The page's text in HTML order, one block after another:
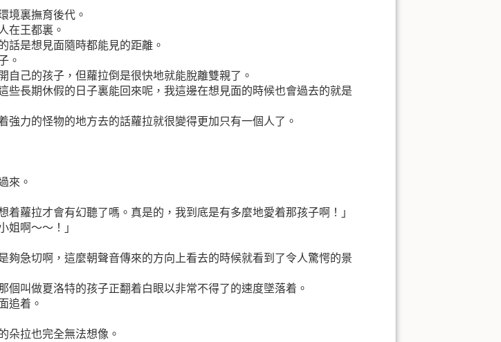
境裏撫育後代。
在王都裏。
話是想見面隨時都能見的距離。
。
自己的孩子，但蘿拉倒是很快地就能脫離雙親了。
些長期休假的日子裏能回來呢，我這邊在想見面的時候也會過去的就是
強力的怪物的地方去的話蘿拉就很變得更加只有一個人了。
來。
着蘿拉才會有幻聽了嗎。真是的，我到底是有多麼地愛着那孩子啊！」
姐啊～～！」
夠急切啊，這麼朝聲音傳來的方向上看去的時候就看到了令人驚愕的景
個叫做夏洛特的孩子正翻着白眼以非常不得了的速度墜落着。
追着。
朵拉也完全無法想像。